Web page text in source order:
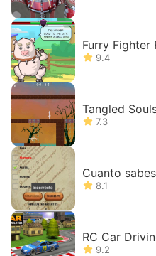
Furry Fighter
9.4
Tangled
7.3
Cuanto
8.1
RC Car
9.2